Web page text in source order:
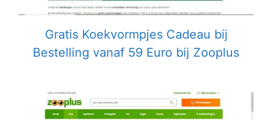
Gratis Koekvormpjes Cadeau bij
Bestelling vanaf 59 Euro bij Zooplus